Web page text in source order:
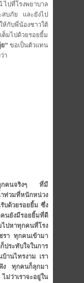
ไปที่โรงพยาบาล
สบภัย และยังไป
กับพี่น้องชาวใต้
มไปด้วยรอยยิ้ม
” ขอเป็นตัวแทน
า
กคนจริงๆ ที่มี
ท่วมที่หนักหน่วง
บด้วยรอยยิ้ม ซึ่ง
นยังมีรอยยิ้มที่ดี
ปหาทุกคนที่โรง
รา ทุกคนเข้ามา
ระทับใจในการ
บ้านไทรงาม เรา
ฟัง ทุกคนก็ลุกมา
าเราจะอยู่ใน